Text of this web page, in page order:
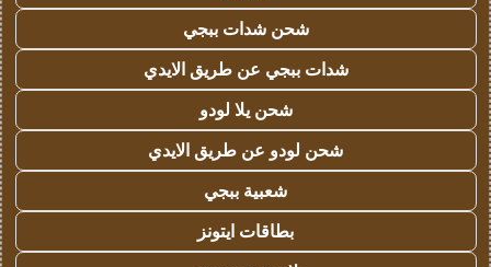
شحن شدات ببجي
شدات ببجي عن طريق الايدي
شحن يلا لودو
شحن لودو عن طريق الايدي
شعبية ببجي
بطاقات ايتونز